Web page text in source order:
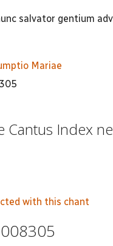
salvator gentium
Mariae
Cantus Index
with this chant